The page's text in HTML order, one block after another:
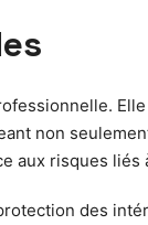
non
aux risques liés
des